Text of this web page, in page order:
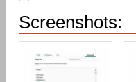
Screenshots: